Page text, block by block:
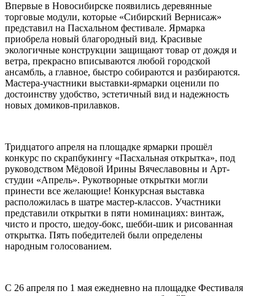
Впервые в Новосибирске появились деревянные
торговые модули, которые «Сибирский Вернисаж»
представил на Пасхальном фестивале. Ярмарка
приобрела новый благородный вид. Красивые
экологичные конструкции защищают товар от дождя и
ветра, прекрасно вписываются любой городской
ансамбль, а главное, быстро собираются и разбираются.
Мастера-участники выставки-ярмарки оценили по
достоинству удобство, эстетичный вид и надежность
новых домиков-прилавков.
Тридцатого апреля на площадке ярмарки прошёл
конкурс по скрапбукингу «Пасхальная открытка», под
руководством Мёдовой Ирины Вячеславовны и Арт-
студии «Апрель». Рукотворные открытки могли
принести все желающие! Конкурсная выставка
расположилась в шатре мастер-классов. Участники
представили открытки в пяти номинациях: винтаж,
чисто и просто, шедоу-бокс, шебби-шик и рисованная
открытка. Пять победителей были определены
народным голосованием.
С 26 апреля по 1 мая ежедневно на площадке Фестиваля